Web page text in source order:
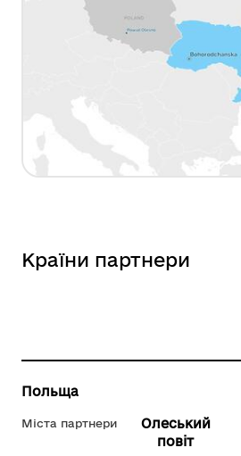
Країни партнери
Польща
Міста партнери
Олеський
повіт